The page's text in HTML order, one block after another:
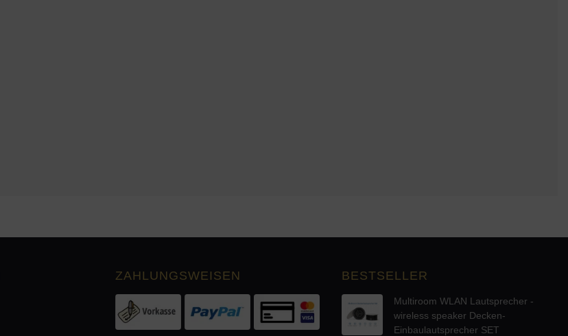
ZAHLUNGSWEISEN BESTSELLER
Multiroom WLAN Lautsprecher -
wireless speaker Decken-
Einbaulautsprecher SET